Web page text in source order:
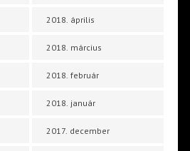
2018. április
2018. március
2018. február
2018. január
2017. december